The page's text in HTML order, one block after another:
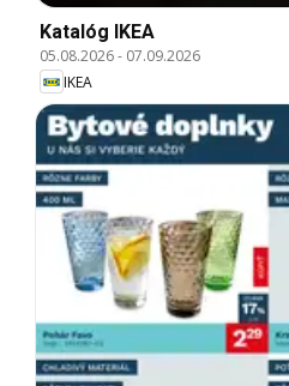
Katalóg IKEA
05.08.2026- 07.09.2026
IKEA